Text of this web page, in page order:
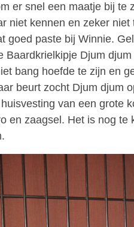
er snel een maatje bij te
niet kennen en zeker
goed paste bij Winnie.
Baardkrielkipje Djum
bang hoefde te zijn en
beurt zocht Djum djum
van een grote
en zaagsel. Het is nog te